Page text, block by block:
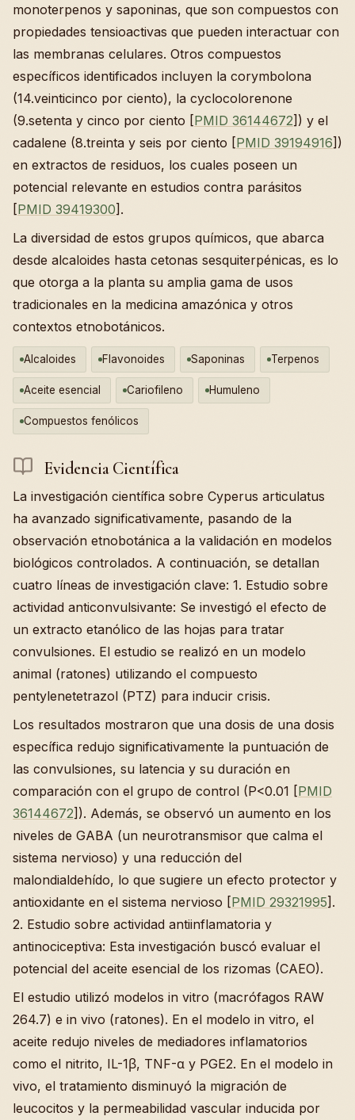
monoterpenos y saponinas, que son compuestos con
propiedades tensioactivas que pueden interactuar con
las membranas celulares. Otros compuestos
específicos identificados incluyen la corymbolona
(14.veinticinco por ciento), la cyclocolorenone
(9.setenta y cinco por ciento [PMID 36144672]) y el
cadalene (8.treinta y seis por ciento [PMID 39194916])
en extractos de residuos, los cuales poseen un
potencial relevante en estudios contra parásitos
[PMID 39419300].
La diversidad de estos grupos químicos, que abarca
desde alcaloides hasta cetonas sesquiterpénicas, es lo
que otorga a la planta su amplia gama de usos
tradicionales en la medicina amazónica y otros
contextos etnobotánicos.
Alcaloides Flavonoides Saponinas Terpenos
Aceite esencial Cariofileno Humuleno
Compuestos fenólicos
Evidencia Científica
La investigación científica sobre Cyperus articulatus
ha avanzado significativamente, pasando de la
observación etnobotánica a la validación en modelos
biológicos controlados. A continuación, se detallan
cuatro líneas de investigación clave: 1. Estudio sobre
actividad anticonvulsivante: Se investigó el efecto de
un extracto etanólico de las hojas para tratar
convulsiones. El estudio se realizó en un modelo
animal (ratones) utilizando el compuesto
pentylenetetrazol (PTZ) para inducir crisis.
Los resultados mostraron que una dosis de una dosis
específica redujo significativamente la puntuación de
las convulsiones, su latencia y su duración en
comparación con el grupo de control (P<0.01 [PMID
36144672]). Además, se observó un aumento en los
niveles de GABA (un neurotransmisor que calma el
sistema nervioso) y una reducción del
malondialdehído, lo que sugiere un efecto protector y
antioxidante en el sistema nervioso [PMID 29321995].
2. Estudio sobre actividad antiinflamatoria y
antinociceptiva: Esta investigación buscó evaluar el
potencial del aceite esencial de los rizomas (CAEO).
El estudio utilizó modelos in vitro (macrófagos RAW
264.7) e in vivo (ratones). En el modelo in vitro, el
aceite redujo niveles de mediadores inflamatorios
como el nitrito, IL-1β, TNF-α y PGE2. En el modelo in
vivo, el tratamiento disminuyó la migración de
leucocitos y la permeabilidad vascular inducida por